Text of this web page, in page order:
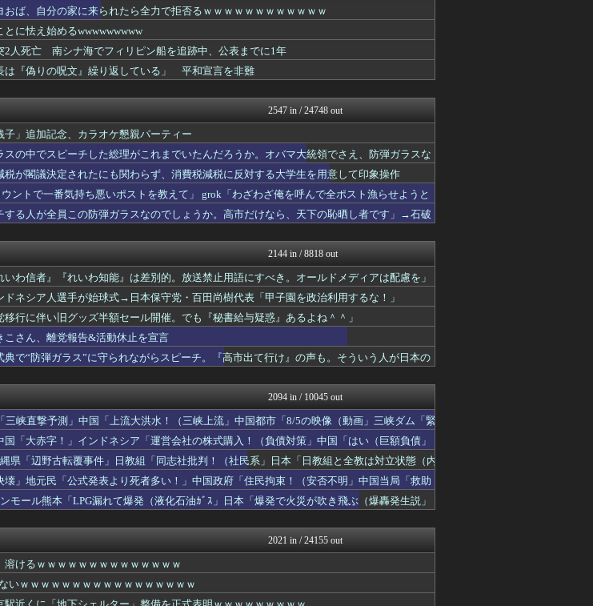
まとめたニュース
供給を停止できない理由 [8/7]
国難にあってもの申す！！
事故について「玉城デニー知事の責任で...
もえるあじあ(･∀･)
ミングは9月末で終了｣｢一部過...
理想ちゃんねる
ならない」→リプ「もちろん中国の核も...
おーるじゃんる
の輸出額が台湾と韓国に抜かれる・・・
watch＠２ちゃんねる
子がこちらｗｗｗｗｗ
オレ的ゲーム速報＠刃
業員に半年以上給料未払いした挙句高飛...
日本第一！ニュース録
、少女達はモップで…657人が死亡...
レてしまう！！！！！！
NEWSまとめもりー｜2c...
と外国人の人材活用が鍵」
おーるじゃんる
。デニー氏を支援しない中革連を批判
まとめたニュース
国人旅行客、だが代替旅行先が日本ほど...
U-1 NEWS.
んで闘う！」と意気込むも… → 警察...
政経ワロスまとめニュース♪
まらなくなった」
ニュース30over
大艦巨砲主義！
し「ドローン攻撃で焼失した」として処...
軍事・ミリタリー速報☆彡
県「会見の対応に問題があった」
痛いニュース(ﾉ∀`)
し”策に「独裁だ」自民党内で不満く...
常識的に考えた
ほんとーにおもんない！カス！」→炎上→...
オレ的ゲーム速報＠刃
税1%になったらその分商品代を値上げ...
投資ちゃんねる
ッズ半額で販売 どうなる秘書給与疑惑
黒マッチョニュース
を正式表明…小池百合子知事「多くの方...
[8/07]
国難にあってもの申す！！
アを嫌悪する『偽りの呪文』を繰り返し...
保守速報
よそ330万円相当）盗んだなど、ベ... もえるあじあ(･∀･)
おば、自分の家に来られたら全力で拒否るｗｗｗｗｗｗｗｗｗｗｗｗ
とに怯え始めるwwwwwwwww
2人死亡 南シナ海でフィリピン船を追跡中、公表までに1年
は『偽りの呪文』繰り返している」 平和宣言を非難
2547 in / 24748 out
子」追加記念、カラオケ懇親パーティー
スの中でスピーチした総理がこれまでいたんだろうか。オバマ大統領でさえ、防弾ガラスな
バマ大統領も使ってました
税が閣議決定されたにも関わらず、消費税減税に反対する大学生を用意して印象操作
ウントで一番気持ち悪いポストを教えて」 grok「わざわざ俺を呼んで全ポスト漁らせようと
い」
する人が全員この防弾ガラスなのでしょうか。高市だけなら、天下の恥晒し者です」→石破
2144 in / 8818 out
いわ信者』『れいわ知能』は差別的。放送禁止用語にすべき。オールドメディアは配慮を」
誕してしまうw
ドネシア人選手が始球式→日本保守党・百田尚樹代表「甲子園を政治利用するな！」
移行に伴い旧グッズ半額セール開催。でも『秘書給与疑惑』あるよね＾＾」
こさん、離党報告&活動休止を宣言
典で“防弾ガラス”に守られながらスピーチ。『高市出て行け』の声も。そういう人が日本の
2094 in / 10045 out
三峡直撃予測」中国「上流大洪水！（三峡上流」中国都市「8/5の映像（動画」三峡ダム「緊
大水害（震え声」→
「大赤字！」インドネシア「運営会社の株式購入！（負債対策」中国「はい（巨額負債」
！（実質中止」→
県「辺野古転覆事件」日教組「同志社批判！（社民系」日本「日教組と全教は対立状態（内
に猛省促す」→
」地元民「公式発表より死者多い！」中国政府「住民拘束！（安否不明」中国当局「救助
ﾀﾞﾑ接近中」→
モール熊本「LPG漏れて爆発（液化石油ｶﾞｽ」日本「爆発で火災が吹き飛ぶ（爆轟発生説」
2021 in / 24155 out
溶けるｗｗｗｗｗｗｗｗｗｗｗｗｗｗ
いｗｗｗｗｗｗｗｗｗｗｗｗｗｗｗｗｗ